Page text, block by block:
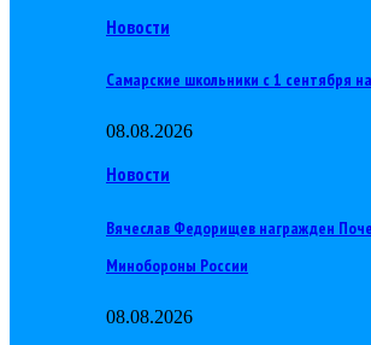
Новости
Самарские школьники с 1 сентября
08.08.2026
Новости
Вячеслав Федорищев награжден
Минобороны России
08.08.2026